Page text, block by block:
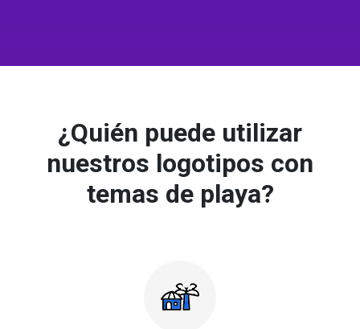
¿Quién puede utilizar
nuestros logotipos con
temas de playa?